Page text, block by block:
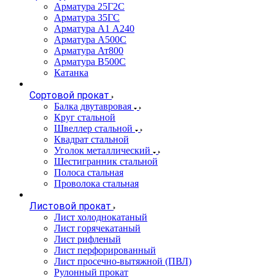
Арматура 25Г2С
Арматура 35ГС
Арматура А1 А240
Арматура А500С
Арматура Ат800
Арматура В500С
Катанка
Сортовой прокат
Балка двутавровая
Круг стальной
Швеллер стальной
Квадрат стальной
Уголок металлический
Шестигранник стальной
Полоса стальная
Проволока стальная
Листовой прокат
Лист холоднокатаный
Лист горячекатаный
Лист рифленый
Лист перфорированный
Лист просечно-вытяжной (ПВЛ)
Рулонный прокат